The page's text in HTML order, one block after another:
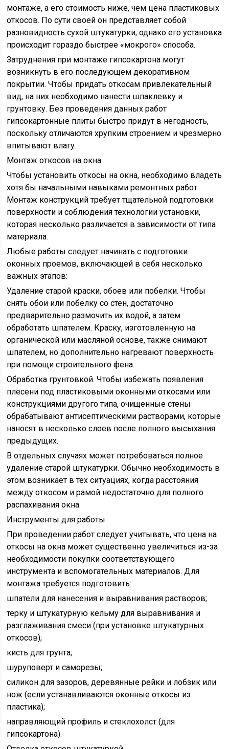
монтаже, а его стоимость ниже, чем цена пластиковых
откосов. По сути своей он представляет собой
разновидность сухой штукатурки, однако его установка
происходит гораздо быстрее «мокрого» способа.
Затруднения при монтаже гипсокартона могут
возникнуть в его последующем декоративном
покрытии. Чтобы придать откосам привлекательный
вид, на них необходимо нанести шпаклевку и
грунтовку. Без проведения данных работ
гипсокартонные плиты быстро придут в негодность,
поскольку отличаются хрупким строением и чрезмерно
впитывают влагу.
Монтаж откосов на окна
Чтобы установить откосы на окна, необходимо владеть
хотя бы начальными навыками ремонтных работ.
Монтаж конструкций требует тщательной подготовки
поверхности и соблюдения технологии установки,
которая несколько различается в зависимости от типа
материала.
Любые работы следует начинать с подготовки
оконных проемов, включающей в себя несколько
важных этапов:
Удаление старой краски, обоев или побелки. Чтобы
снять обои или побелку со стен, достаточно
предварительно размочить их водой, а затем
обработать шпателем. Краску, изготовленную на
органической или масляной основе, также снимают
шпателем, но дополнительно нагревают поверхность
при помощи строительного фена.
Обработка грунтовкой. Чтобы избежать появления
плесени под пластиковыми оконными откосами или
конструкциями другого типа, очищенные стены
обрабатывают антисептическими растворами, которые
наносят в несколько слоев после полного высыхания
предыдущих.
В отдельных случаях может потребоваться полное
удаление старой штукатурки. Обычно необходимость в
этом возникает в тех ситуациях, когда расстояния
между откосом и рамой недостаточно для полного
распахивания окна.
Инструменты для работы
При проведении работ следует учитывать, что цена на
откосы на окна может существенно увеличиться из-за
необходимости покупки соответствующего
инструмента и вспомогательных материалов. Для
монтажа требуется подготовить:
шпатели для нанесения и выравнивания растворов;
терку и штукатурную кельму для выравнивания и
разглаживания смеси (при установке штукатурных
откосов);
кисть для грунта;
шуруповерт и саморезы;
силикон для зазоров, деревянные рейки и лобзик или
нож (если устанавливаются оконные откосы из
пластика);
направляющий профиль и стеклохолст (для
гипсокартона).